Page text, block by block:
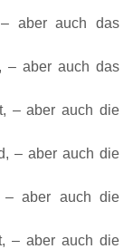
aber auch das
– aber auch das
– aber auch die
– aber auch die
– aber auch die
– aber auch die